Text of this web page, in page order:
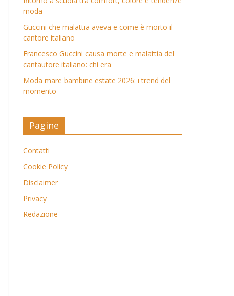
moda
Guccini che malattia aveva e come è morto il
cantore italiano
Francesco Guccini causa morte e malattia del
cantautore italiano: chi era
Moda mare bambine estate 2026: i trend del
momento
Pagine
Contatti
Cookie Policy
Disclaimer
Privacy
Redazione